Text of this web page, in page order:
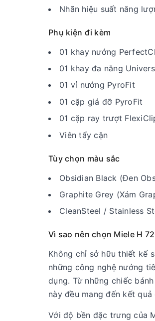
Nhãn hiệu suất năng
Phụ kiện đi kèm
01 khay nướng
01 khay đa năng
01 vỉ nướng PyroFit
01 cặp giá đỡ PyroFit
01 cặp ray trượt
Viên tẩy cặn
Tùy chọn màu sắc
Obsidian Black (Đen
Graphite Grey (Xám
CleanSteel / Stainless
Vì sao nên chọn Miele H
Không chỉ sở hữu thiết kế
những công nghệ nướng
dụng. Từ những chiếc
này đều mang đến kết
Với độ bền đặc trưng của